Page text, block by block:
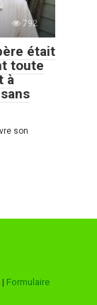
792
était
toute
à
son
| Formulaire